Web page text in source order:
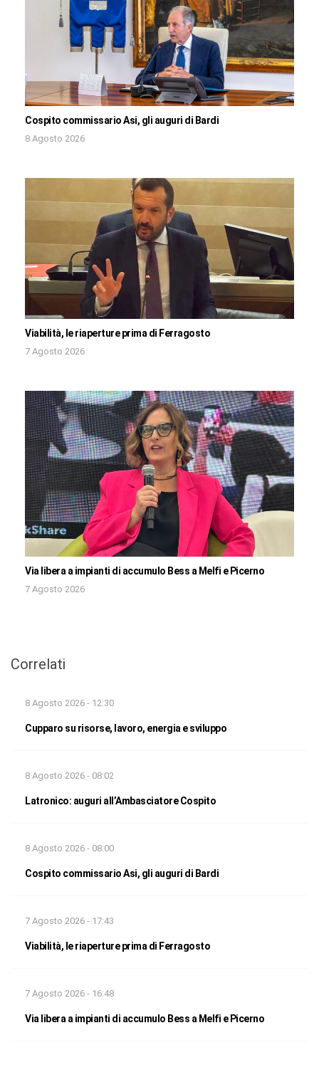
Cospito commissario Asi, gli auguri di Bardi
8 Agosto 2026
Viabilità, le riaperture prima di Ferragosto
7 Agosto 2026
Via libera a impianti di accumulo Bess a Melfi e Picerno
7 Agosto 2026
Correlati
8 Agosto 2026 - 12:30
Cupparo su risorse, lavoro, energia e sviluppo
8 Agosto 2026 - 08:02
Latronico: auguri all’Ambasciatore Cospito
8 Agosto 2026 - 08:00
Cospito commissario Asi, gli auguri di Bardi
7 Agosto 2026 - 17:43
Viabilità, le riaperture prima di Ferragosto
7 Agosto 2026 - 16:48
Via libera a impianti di accumulo Bess a Melfi e Picerno